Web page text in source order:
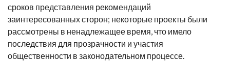
сроков представления рекомендаций
заинтересованных сторон; некоторые проекты были
рассмотрены в ненадлежащее время, что имело
последствия для прозрачности и участия
общественности в законодательном процессе.